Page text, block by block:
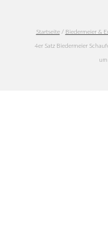
Startseite/ Biedermeier &
4er Satz Biedermeier